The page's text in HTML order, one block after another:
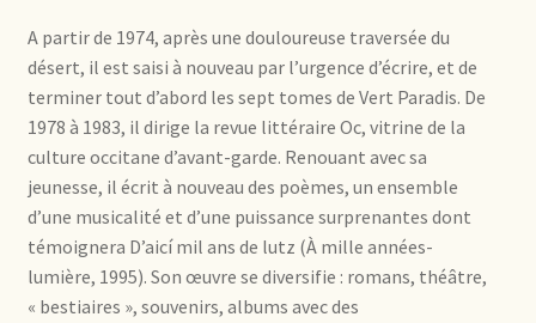
A partir de 1974, après une douloureuse traversée du
désert, il est saisi à nouveau par l’urgence d’écrire, et de
terminer tout d’abord les sept tomes de Vert Paradis. De
1978 à 1983, il dirige la revue littéraire Oc, vitrine de la
culture occitane d’avant-garde. Renouant avec sa
jeunesse, il écrit à nouveau des poèmes, un ensemble
d’une musicalité et d’une puissance surprenantes dont
témoignera D’aicí mil ans de lutz (À mille années-
lumière, 1995). Son œuvre se diversifie : romans, théâtre,
« bestiaires », souvenirs, albums avec des